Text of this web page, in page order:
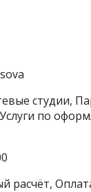
студии,
Услуги по
расчёт,